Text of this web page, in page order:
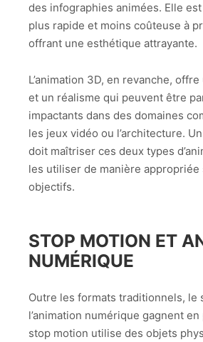
des infographies animées. Elle
plus rapide et moins coûteuse à
offrant une esthétique attrayante.
L’animation 3D, en revanche,
et un réalisme qui peuvent être
impactants dans des domaines
les jeux vidéo ou l’architecture.
doit maîtriser ces deux types
les utiliser de manière appropriée
objectifs.
STOP MOTION ET
NUMÉRIQUE
Outre les formats traditionnels, le
l’animation numérique gagnent
stop motion utilise des objets